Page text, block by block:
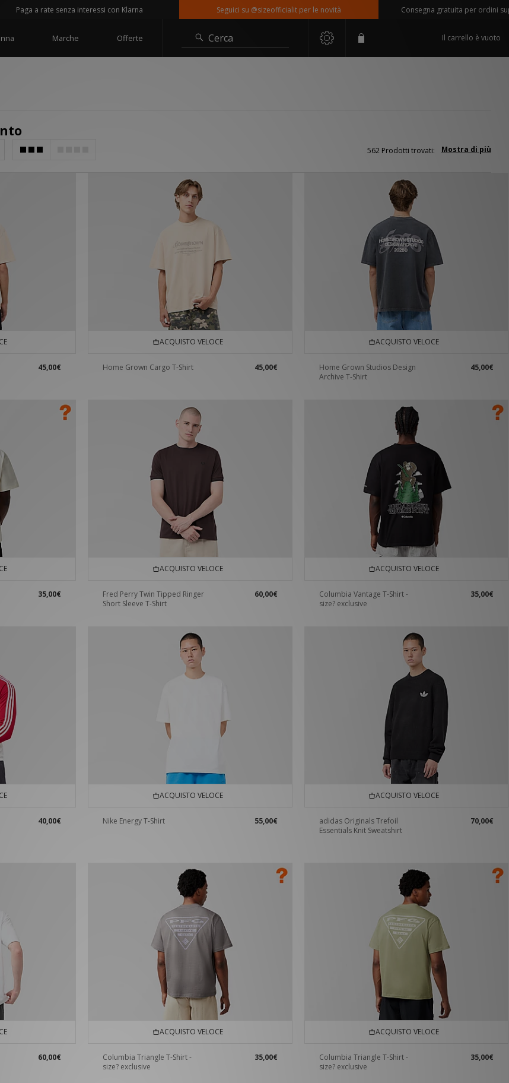
a rate senza interessi con Klarna Seguici su @sizeofficialit per le novità Consegna gratuita per ordini superiori
Marche Offerte Cerca Il carrello è vuoto
Mostra di più
562 Prodotti trovati:
45,00€
ACQUISTO VELOCE
Home Grown Cargo T-Shirt 45,00€
ACQUISTO VELOCE
Home Grown Studios Design
Archive T-Shirt
45,00€
35,00€
ACQUISTO VELOCE
Fred Perry Twin Tipped Ringer
Short Sleeve T-Shirt
60,00€
ACQUISTO VELOCE
Columbia Vantage T-Shirt -
size? exclusive
35,00€
40,00€
ACQUISTO VELOCE
Nike Energy T-Shirt 55,00€
ACQUISTO VELOCE
adidas Originals Trefoil
Essentials Knit Sweatshirt
70,00€
60,00€
ACQUISTO VELOCE
Columbia Triangle T-Shirt -
size? exclusive
35,00€
ACQUISTO VELOCE
Columbia Triangle T-Shirt -
size? exclusive
35,00€